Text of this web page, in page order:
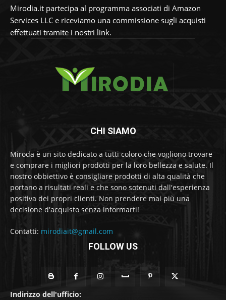
Mirodia.it partecipa al programma associati di Amazon
Services LLC e riceviamo una commissione sugli acquisti
effettuati tramite i nostri link.
CHI SIAMO
Miroda è un sito dedicato a tutti coloro che vogliono trovare
e comprare i migliori prodotti per la loro bellezza e salute. Il
nostro obbiettivo è consigliare prodotti di alta qualità che
portano a risultati reali e che sono sotenuti dall'esperienza
positiva dei propri clienti. Non prendere mai più una
decisione d'acquisto senza informarti!
Contatti: mirodiait@gmail.com
FOLLOW US
Indirizzo dell'ufficio: